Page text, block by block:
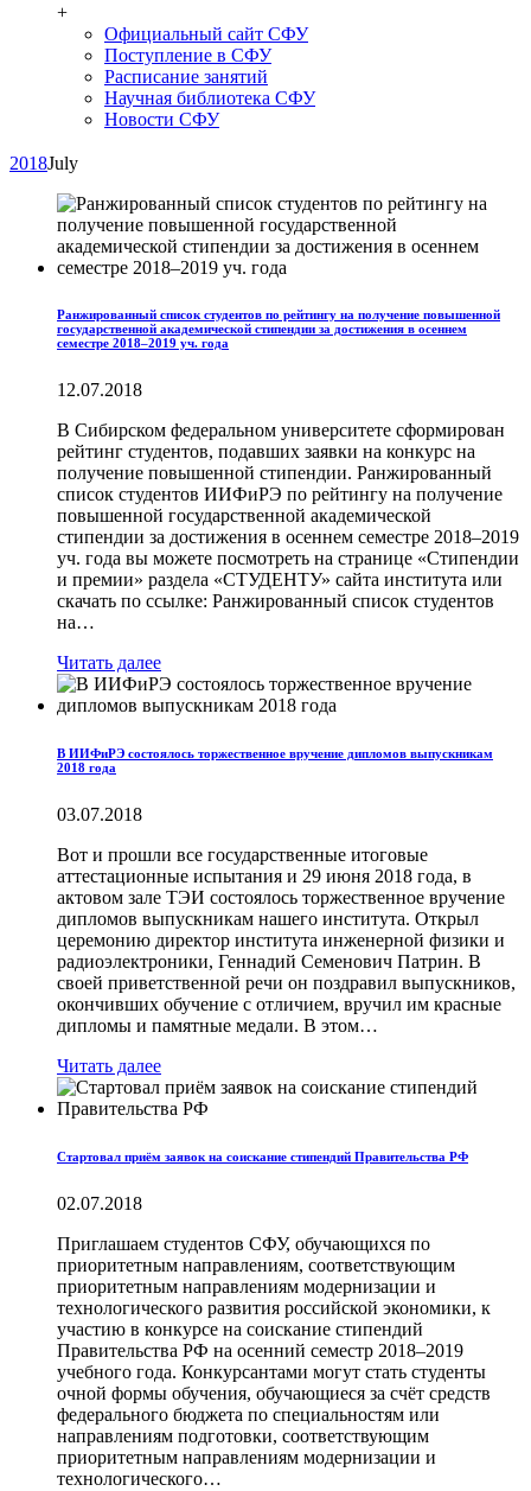
+
Официальный сайт СФУ
Поступление в СФУ
Расписание занятий
Научная библиотека СФУ
Новости СФУ
2018July
Ранжированный список студентов по рейтингу на получение повышенной
государственной академической стипендии за достижения в осеннем
семестре 2018–2019 уч. года
12.07.2018
В Сибирском федеральном университете сформирован
рейтинг студентов, подавших заявки на конкурс на
получение повышенной стипендии. Ранжированный
список студентов ИИФиРЭ по рейтингу на получение
повышенной государственной академической
стипендии за достижения в осеннем семестре 2018–2019
уч. года вы можете посмотреть на странице «Стипендии
и премии» раздела «СТУДЕНТУ» сайта института или
скачать по ссылке: Ранжированный список студентов
на…
Читать далее
В ИИФиРЭ состоялось торжественное вручение дипломов выпускникам
2018 года
03.07.2018
Вот и прошли все государственные итоговые
аттестационные испытания и 29 июня 2018 года, в
актовом зале ТЭИ состоялось торжественное вручение
дипломов выпускникам нашего института. Открыл
церемонию директор института инженерной физики и
радиоэлектроники, Геннадий Семенович Патрин. В
своей приветственной речи он поздравил выпускников,
окончивших обучение с отличием, вручил им красные
дипломы и памятные медали. В этом…
Читать далее
Стартовал приём заявок на соискание стипендий Правительства РФ
02.07.2018
Приглашаем студентов СФУ, обучающихся по
приоритетным направлениям, соответствующим
приоритетным направлениям модернизации и
технологического развития российской экономики, к
участию в конкурсе на соискание стипендий
Правительства РФ на осенний семестр 2018–2019
учебного года. Конкурсантами могут стать студенты
очной формы обучения, обучающиеся за счёт средств
федерального бюджета по специальностям или
направлениям подготовки, соответствующим
приоритетным направлениям модернизации и
технологического…